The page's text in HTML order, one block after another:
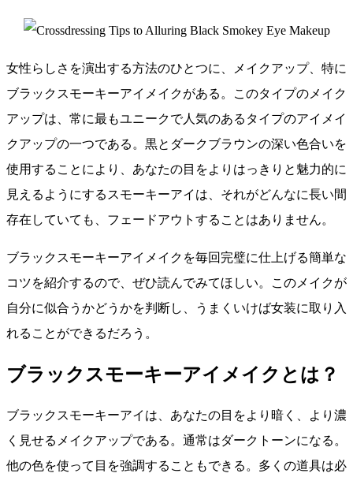
女性らしさを演出する方法のひとつに、メイクアップ、特に
ブラックスモーキーアイメイクがある。このタイプのメイク
アップは、常に最もユニークで人気のあるタイプのアイメイ
クアップの一つである。黒とダークブラウンの深い色合いを
使用することにより、あなたの目をよりはっきりと魅力的に
見えるようにするスモーキーアイは、それがどんなに長い間
存在していても、フェードアウトすることはありません。
ブラックスモーキーアイメイクを毎回完璧に仕上げる簡単な
コツを紹介するので、ぜひ読んでみてほしい。このメイクが
自分に似合うかどうかを判断し、うまくいけば女装に取り入
れることができるだろう。
ブラックスモーキーアイメイクとは？
ブラックスモーキーアイは、あなたの目をより暗く、より濃
く見せるメイクアップである。通常はダークトーンになる。
他の色を使って目を強調することもできる。多くの道具は必